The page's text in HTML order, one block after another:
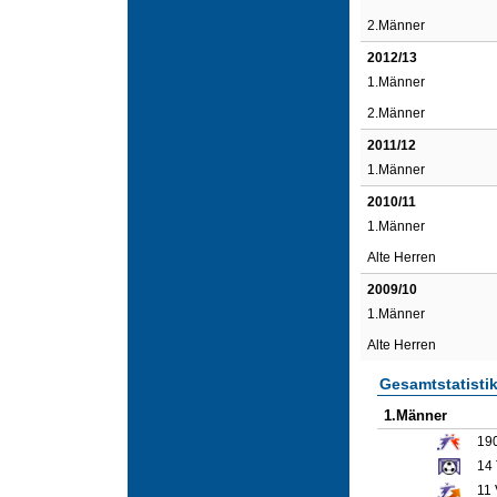
2.Männer
2012/13
1.Männer
2.Männer
2011/12
1.Männer
2010/11
1.Männer
Alte Herren
2009/10
1.Männer
Alte Herren
Gesamtstatistik
1.Männer
14
11